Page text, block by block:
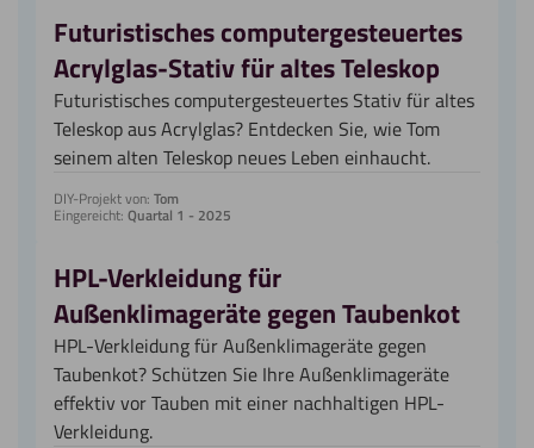
Futuristisches computergesteuertes
Acrylglas-Stativ für altes Teleskop
Futuristisches computergesteuertes Stativ für altes
Teleskop aus Acrylglas? Entdecken Sie, wie Tom
seinem alten Teleskop neues Leben einhaucht.
DIY-Projekt von: Tom
Eingereicht: Quartal 1 - 2025
HPL-Verkleidung für
Außenklimageräte gegen Taubenkot
HPL-Verkleidung für Außenklimageräte gegen
Taubenkot? Schützen Sie Ihre Außenklimageräte
effektiv vor Tauben mit einer nachhaltigen HPL-
Verkleidung.